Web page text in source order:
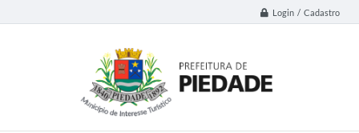
Login / Cadastro